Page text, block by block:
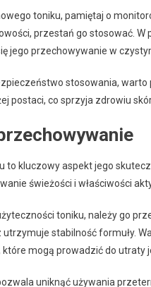
toniku, pamiętaj o
przestań go stosować.
jego przechowywanie w
stosowania,
postaci, co sprzyja zdrowiu
to kluczowy aspekt jego
świeżości i właściwości
toniku, należy go
stabilność formuły.
mogą prowadzić do utraty
uniknąć używania